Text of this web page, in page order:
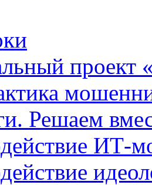
проект
Решаем
ИТ-